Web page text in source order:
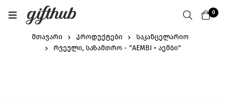
0
მთავარი პროდუქტები
საკანცელარიო
რვეული, საზამთრო - "AEMBI • აემბი"